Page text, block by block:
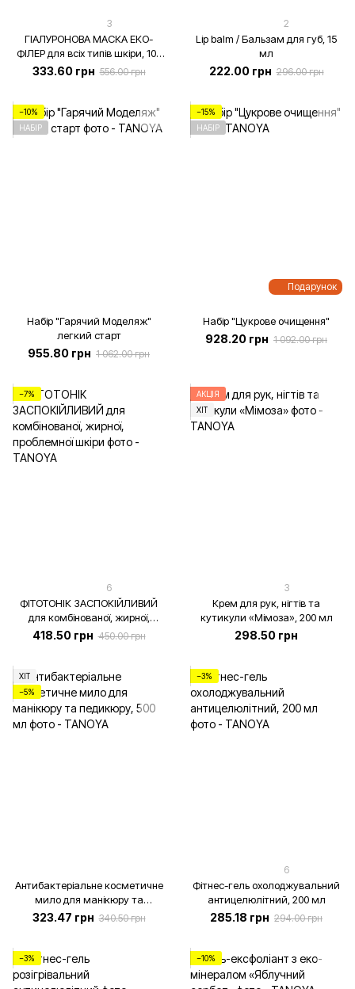
3
ГІАЛУРОНОВА МАСКА ЕКО-
ФІЛЕР для всіх типів шкіри, 100
мл
333.60 грн 556.00 грн
2
Lip balm / Бальзам для губ, 15
мл
222.00 грн 296.00 грн
−10%
НАБІР
Набір "Гарячий Моделяж"
легкий старт
955.80 грн 1 062.00 грн
Подарунок
−15%
НАБІР
Набір "Цукрове очищення"
928.20 грн 1 092.00 грн
−7%
6
ФІТОТОНІК ЗАСПОКІЙЛИВИЙ
для комбінованої, жирної,
проблемної шкіри, 200 мл
418.50 грн 450.00 грн
АКЦІЯ
ХІТ
3
Крем для рук, нігтів та
кутикули «Мімоза», 200 мл
298.50 грн
ХІТ
−5%
Антибактеріальне косметичне
мило для манікюру та
педикюру, 500 мл
323.47 грн 340.50 грн
−3%
6
Фітнес-гель охолоджувальний
антицелюлітний, 200 мл
285.18 грн 294.00 грн
−3% −10%